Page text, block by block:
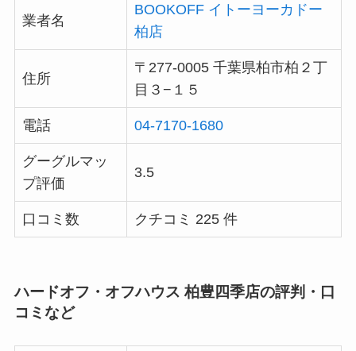
業者名
BOOKOFF イトーヨーカドー
柏店
住所
〒277-0005 千葉県柏市柏２丁
目３−１５
電話 04-7170-1680
グーグルマッ
プ評価
3.5
口コミ数 クチコミ 225 件
ハードオフ・オフハウス 柏豊四季店の評判・口
コミなど